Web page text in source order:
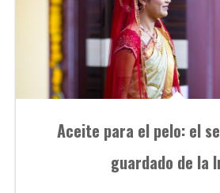
Aceite para el pelo: el
guardado de la